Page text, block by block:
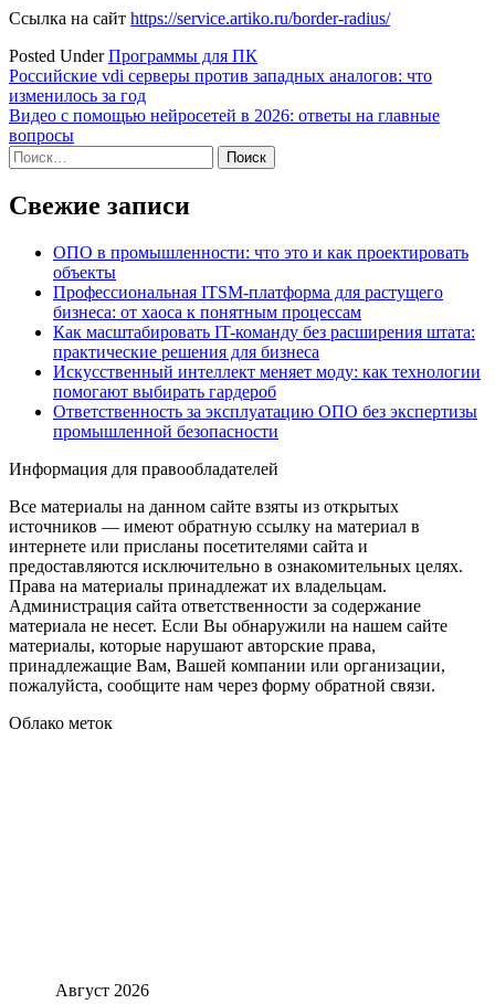
Ссылка на сайт https://service.artiko.ru/border-radius/
Posted UnderПрограммы для ПК
Навигация
по
записям
Российские vdi серверы против западных аналогов: что
изменилось за год
Видео с помощью нейросетей в 2026: ответы на главные
вопросы
Найти:
Свежие записи
ОПО в промышленности: что это и как проектировать
объекты
Профессиональная ITSM-платформа для растущего
бизнеса: от хаоса к понятным процессам
Как масштабировать IT-команду без расширения штата:
практические решения для бизнеса
Искусственный интеллект меняет моду: как технологии
помогают выбирать гардероб
Ответственность за эксплуатацию ОПО без экспертизы
промышленной безопасности
Информация для правообладателей
Все материалы на данном сайте взяты из открытых
источников — имеют обратную ссылку на материал в
интернете или присланы посетителями сайта и
предоставляются исключительно в ознакомительных целях.
Права на материалы принадлежат их владельцам.
Администрация сайта ответственности за содержание
материала не несет. Если Вы обнаружили на нашем сайте
материалы, которые нарушают авторские права,
принадлежащие Вам, Вашей компании или организации,
пожалуйста, сообщите нам через форму обратной связи.
Облако меток
Август 2026